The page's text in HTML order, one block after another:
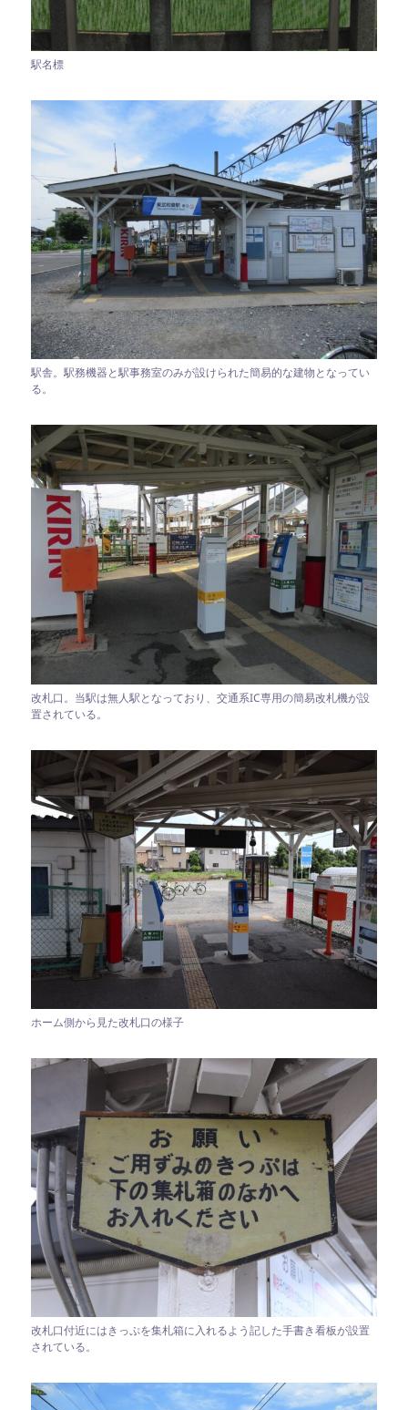
駅名標
駅舎。駅務機器と駅事務室のみが設けられた簡易的な建物となってい
る。
改札口。当駅は無人駅となっており、交通系IC専用の簡易改札機が設
置されている。
ホーム側から見た改札口の様子
改札口付近にはきっぷを集札箱に入れるよう記した手書き看板が設置
されている。